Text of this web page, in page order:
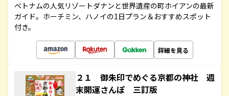
ベトナムの人気リゾートダナンと世界遺産の町ホイアンの最新
ガイド。ホーチミン、ハノイの1日プラン＆おすすめスポット
付き。
詳細を見る
２１ 御朱印でめぐる京都の神社 週
末開運さんぽ 三訂版